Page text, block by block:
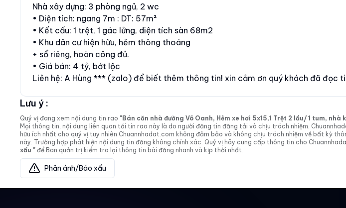
Nhà xây dựng: 3 phòng ngủ, 2 wc
• Diện tích: ngang 7m : DT: 57m²
• Kết cấu: 1 trệt, 1 gác lửng, diện tích sàn 68m2
• Khu dân cư hiện hữu, hẻm thông thoáng
+ sổ riêng, hoàn công đủ.
• Giá bán: 4 tỷ, bớt lộc
Liên hệ: A Hùng *** (zalo) để biết thêm thông tin! xin cảm ơn quý khách đã đọc
Lưu ý :
Quý vị đang xem nội dung tin rao "Bán căn nhà đường Võ Oanh, Hẻm xe hơi 5x15,1 Trệt 2 lầu/ 1 tum,
Mọi thông tin, nội dung liên quan tới tin rao này là do người đăng tin đăng tải và chịu trách nhiệm.
hữu ích nhất cho quý vị tuy nhiên Chuannhadat.com không đảm bảo và không chịu trách nhiệm về bất kỳ
này. Trường hợp phát hiện nội dung tin đăng không chính xác. Quý vị hãy cung cấp thông tin cho
xấu " để Ban quản trị kiểm tra lại thông tin bài đăng nhanh và kịp thời nhất.
Phản ánh/Báo xấu